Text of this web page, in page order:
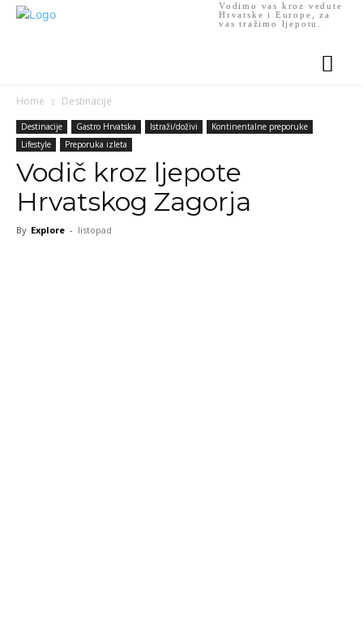
Vodimo vas kroz vedute
Hrvatske i Europe, za
vas tražimo ljepotu.
Home Destinacije
Destinacije Gastro Hrvatska Istraži/doživi
Kontinentalne preporuke
Lifestyle
Preporuka izleta
Vodič kroz ljepote
Hrvatskog Zagorja
By Explore - listopad